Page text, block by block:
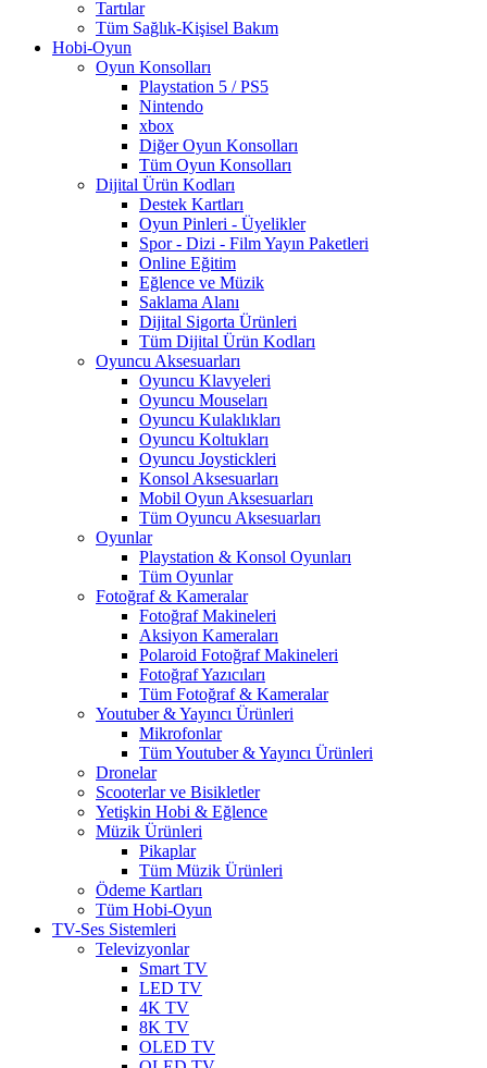
Tartılar
Tüm Sağlık-Kişisel Bakım
Hobi-Oyun
Oyun Konsolları
Playstation 5 / PS5
Nintendo
xbox
Diğer Oyun Konsolları
Tüm Oyun Konsolları
Dijital Ürün Kodları
Destek Kartları
Oyun Pinleri - Üyelikler
Spor - Dizi - Film Yayın Paketleri
Online Eğitim
Eğlence ve Müzik
Saklama Alanı
Dijital Sigorta Ürünleri
Tüm Dijital Ürün Kodları
Oyuncu Aksesuarları
Oyuncu Klavyeleri
Oyuncu Mouseları
Oyuncu Kulaklıkları
Oyuncu Koltukları
Oyuncu Joystickleri
Konsol Aksesuarları
Mobil Oyun Aksesuarları
Tüm Oyuncu Aksesuarları
Oyunlar
Playstation & Konsol Oyunları
Tüm Oyunlar
Fotoğraf & Kameralar
Fotoğraf Makineleri
Aksiyon Kameraları
Polaroid Fotoğraf Makineleri
Fotoğraf Yazıcıları
Tüm Fotoğraf & Kameralar
Youtuber & Yayıncı Ürünleri
Mikrofonlar
Tüm Youtuber & Yayıncı Ürünleri
Dronelar
Scooterlar ve Bisikletler
Yetişkin Hobi & Eğlence
Müzik Ürünleri
Pikaplar
Tüm Müzik Ürünleri
Ödeme Kartları
Tüm Hobi-Oyun
TV-Ses Sistemleri
Televizyonlar
Smart TV
LED TV
4K TV
8K TV
OLED TV